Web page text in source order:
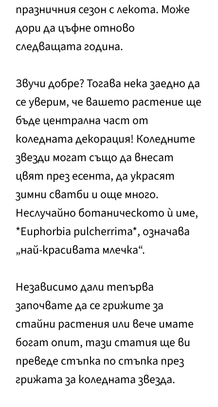
празничния сезон с лекота. Може
дори да цъфне отново
следващата година.
Звучи добре? Тогава нека заедно да
се уверим, че вашето растение ще
бъде централна част от
коледната декорация! Коледните
звезди могат също да внесат
цвят през есента, да украсят
зимни сватби и още много.
Неслучайно ботаническото ѝ име,
*Euphorbia pulcherrima*, означава
„най-красивата млечка“.
Независимо дали тепърва
започвате да се грижите за
стайни растения или вече имате
богат опит, тази статия ще ви
преведе стъпка по стъпка през
грижата за коледната звезда.